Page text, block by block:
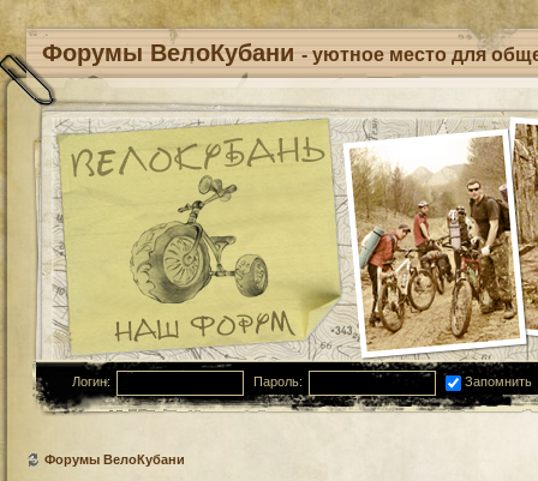
Форумы ВелоКубани - уютное место для
Логин: Пароль: Запомнить
Форумы ВелоКубани